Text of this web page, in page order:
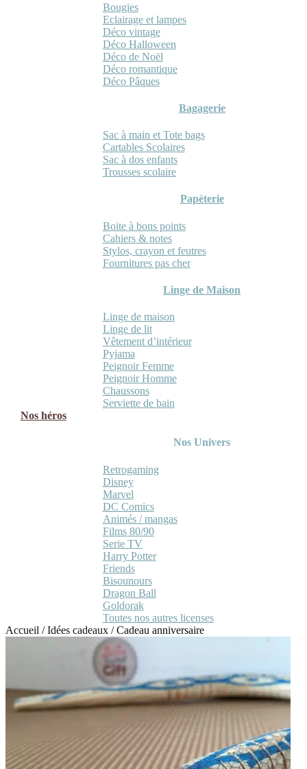
Bougies
Eclairage et lampes
Déco vintage
Déco Halloween
Déco de Noël
Déco romantique
Déco Pâques
Bagagerie
Sac à main et Tote bags
Cartables Scolaires
Sac à dos enfants
Trousses scolaire
Papèterie
Boite à bons points
Cahiers & notes
Stylos, crayon et feutres
Fournitures pas cher
Linge de Maison
Linge de maison
Linge de lit
Vêtement d’intérieur
Pyjama
Peignoir Femme
Peignoir Homme
Chaussons
Serviette de bain
Nos héros
Nos Univers
Retrogaming
Disney
Marvel
DC Comics
Animés / mangas
Films 80/90
Serie TV
Harry Potter
Friends
Bisounours
Dragon Ball
Goldorak
Toutes nos autres licenses
Accueil /Idées cadeaux /Cadeau anniversaire